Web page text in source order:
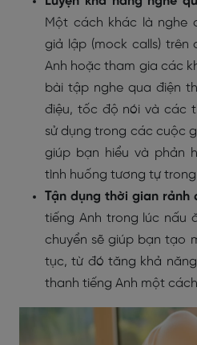
Một cách khác là nghe
giả lập (mock calls) trên
Anh hoặc tham gia các
bài tập nghe qua điện
điệu, tốc độ nói và các
sử dụng trong các cuộc
giúp bạn hiểu và phản
tình huống tương tự
Tận dụng thời gian rảnh
tiếng Anh trong lúc nấu
chuyển sẽ giúp bạn tạo
tục, từ đó tăng khả
thanh tiếng Anh một